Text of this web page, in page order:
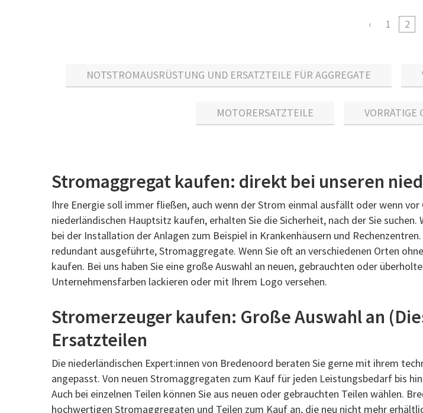
1 2
NOTSTROMAUSRÜSTUNG UND ERSATZTEILE FÜR AGGREGATE
MOTORERSATZTEILE VORRÄTIGE
Stromaggregat kaufen: direkt bei unseren
Ihre Energie soll immer fließen, auch wenn der Strom einmal ausfällt oder wenn
niederländischen Hauptsitz kaufen, erhalten Sie die Sicherheit, nach der Sie
bei der Installation der Anlagen zum Beispiel in Krankenhäusern und
redundant ausgeführte, Stromaggregate. Wenn Sie oft an verschiedenen Orten
kaufen. Bei uns haben Sie eine große Auswahl an neuen, gebrauchten oder
Unternehmensfarben lackieren oder mit Ihrem Logo versehen.
Stromerzeuger kaufen: Große Auswahl an
Ersatzteilen
Die niederländischen Expert:innen von Bredenoord beraten Sie gerne mit ihrem
angepasst. Von neuen Stromaggregaten zum Kauf für jeden Leistungsbedarf bis
Auch bei einzelnen Teilen können Sie aus neuen oder gebrauchten Teilen wählen.
hochwertigen Stromaggregaten und Teilen zum Kauf an, die neu nicht mehr